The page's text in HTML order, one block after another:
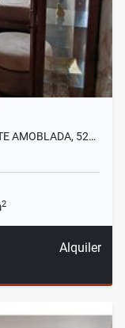
AMOBLADA, 52…
2
Alquiler